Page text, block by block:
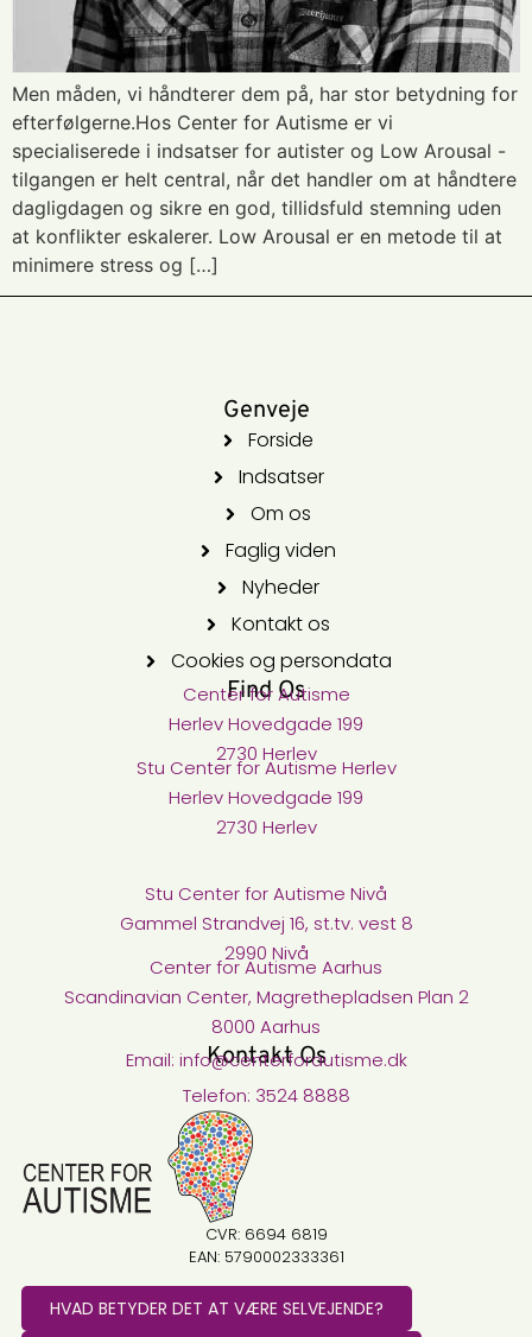
Men måden, vi håndterer dem på, har stor betydning for
efterfølgerne.Hos Center for Autisme er vi
specialiserede i indsatser for autister og Low Arousal -
tilgangen er helt central, når det handler om at håndtere
dagligdagen og sikre en god, tillidsfuld stemning uden
at konflikter eskalerer. Low Arousal er en metode til at
minimere stress og […]
CVR: 6694 6819
EAN: 5790002333361
HVAD BETYDER DET AT VÆRE SELVEJENDE?
Genveje
Forside
Indsatser
Om os
Faglig viden
Nyheder
Kontakt os
Cookies og persondata
Find Os
Center for Autisme​
Herlev Hovedgade 199
2730 Herlev
Stu Center for Autisme​ Herlev
Herlev Hovedgade 199
2730 Herlev
Stu Center for Autisme Nivå​
Gammel Strandvej 16, st.tv. vest 8
2990 Nivå
Center for Autisme Aarhus
Scandinavian Center, Magrethepladsen Plan 2
8000 Aarhus
Kontakt Os
Email: info@centerforautisme.dk
Telefon: 3524 8888